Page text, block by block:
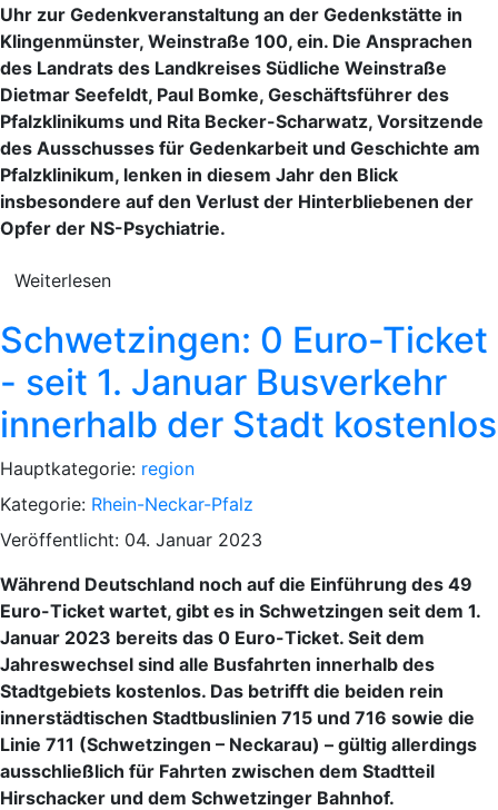
Uhr zur Gedenkveranstaltung an der Gedenkstätte in
Klingenmünster, Weinstraße 100, ein. Die Ansprachen
des Landrats des Landkreises Südliche Weinstraße
Dietmar Seefeldt, Paul Bomke, Geschäftsführer des
Pfalzklinikums und Rita Becker-Scharwatz, Vorsitzende
des Ausschusses für Gedenkarbeit und Geschichte am
Pfalzklinikum, lenken in diesem Jahr den Blick
insbesondere auf den Verlust der Hinterbliebenen der
Opfer der NS-Psychiatrie.
Weiterlesen
Schwetzingen: 0 Euro-Ticket
- seit 1. Januar Busverkehr
innerhalb der Stadt kostenlos
Hauptkategorie: region
Kategorie: Rhein-Neckar-Pfalz
Veröffentlicht: 04. Januar 2023
Während Deutschland noch auf die Einführung des 49
Euro-Ticket wartet, gibt es in Schwetzingen seit dem 1.
Januar 2023 bereits das 0 Euro-Ticket. Seit dem
Jahreswechsel sind alle Busfahrten innerhalb des
Stadtgebiets kostenlos. Das betrifft die beiden rein
innerstädtischen Stadtbuslinien 715 und 716 sowie die
Linie 711 (Schwetzingen – Neckarau) – gültig allerdings
ausschließlich für Fahrten zwischen dem Stadtteil
Hirschacker und dem Schwetzinger Bahnhof.